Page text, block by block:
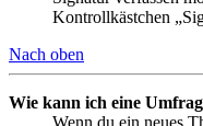
Kontrollkästchen
Nach oben
Wie kann ich eine